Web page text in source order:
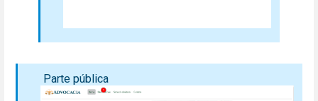
Parte pública